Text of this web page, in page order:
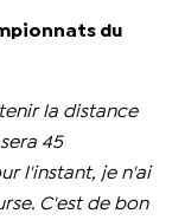
du
la distance
45
l'instant, je n'ai
C'est de bon